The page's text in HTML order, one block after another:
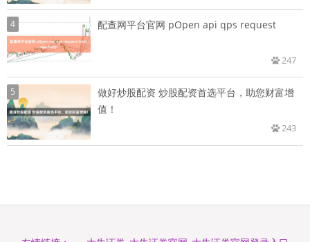
4 配查网平台官网 pOpen api qps request
247
5
做好炒股配资 炒股配资首选平台，助您财富增
值！
243